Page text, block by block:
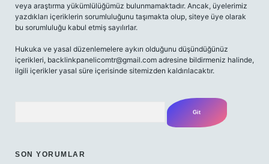
veya araştırma yükümlülüğümüz bulunmamaktadır. Ancak, üyelerimiz
yazdıkları içeriklerin sorumluluğunu taşımakta olup, siteye üye olarak
bu sorumluluğu kabul etmiş sayılırlar.
Hukuka ve yasal düzenlemelere aykırı olduğunu düşündüğünüz
içerikleri, backlinkpanelicomtr@gmail.com adresine bildirmeniz halinde,
ilgili içerikler yasal süre içerisinde sitemizden kaldırılacaktır.
SON YORUMLAR